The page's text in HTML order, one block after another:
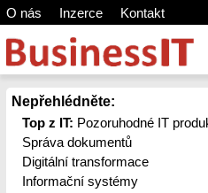
O nás Inzerce Kontakt
Nepřehlédněte:
Top z IT: Pozoruhodné IT
Správa dokumentů
Digitální transformace
Informační systémy